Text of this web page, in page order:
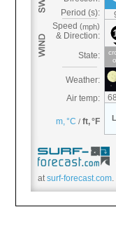
atsurf-forecast.com.